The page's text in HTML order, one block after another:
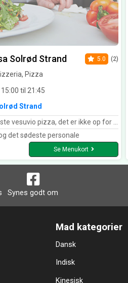
Solrød Strand
Pizza
til 21:45
5.0 (2)
Strand
vesuvio pizza, det er ikke op for debat
det sødeste personale
Se Menukort
Synes godt om
Mad kategorier
Dansk
Indisk
Kinesisk